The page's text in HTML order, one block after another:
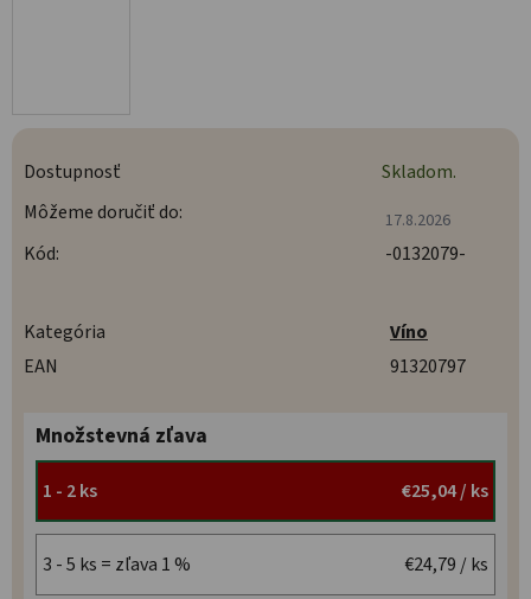
Dostupnosť
Skladom.
Môžeme doručiť do:
17.8.2026
Kód: -0132079-
Kategória
Víno
EAN
91320797
Množstevná zľava
1 - 2 ks €25,04/ ks
3 - 5 ks = zľava 1 % €24,79 / ks